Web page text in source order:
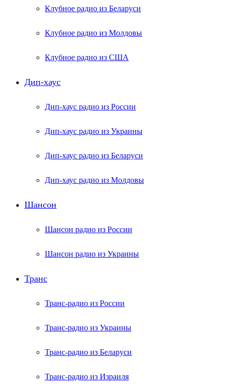
Клубное радио из Беларуси
Клубное радио из Молдовы
Клубное радио из США
Дип-хаус
Дип-хаус радио из России
Дип-хаус радио из Украины
Дип-хаус радио из Беларуси
Дип-хаус радио из Молдовы
Шансон
Шансон радио из России
Шансон радио из Украины
Транс
Транс-радио из России
Транс-радио из Украины
Транс-радио из Беларуси
Транс-радио из Израиля